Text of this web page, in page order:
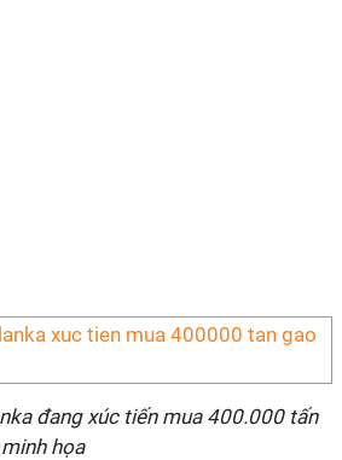
đang xúc tiến mua 400.000 tấn
họa